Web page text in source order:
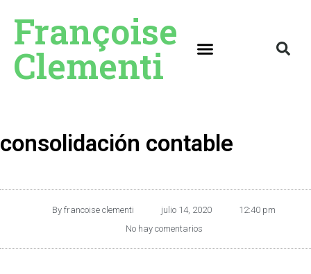
Françoise
Clementi
consolidación contable
By francoise clementi julio 14, 2020
12:40 pm
No hay comentarios